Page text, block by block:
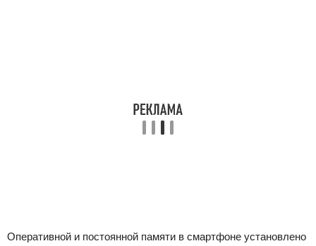
Оперативной и постоянной памяти в смартфоне установлено